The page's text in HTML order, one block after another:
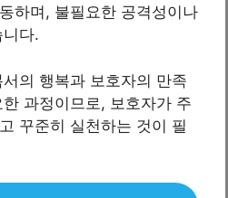
하며, 불필요한 공격성이나
다.
의 행복과 보호자의 만족
과정이므로, 보호자가 주
꾸준히 실천하는 것이 필